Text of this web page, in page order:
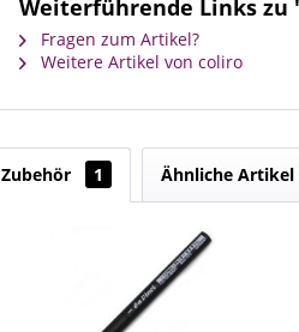
Weiterführende Links zu
Fragen zum Artikel?
Weitere Artikel von coliro
Zubehör 1 Ähnliche Artikel